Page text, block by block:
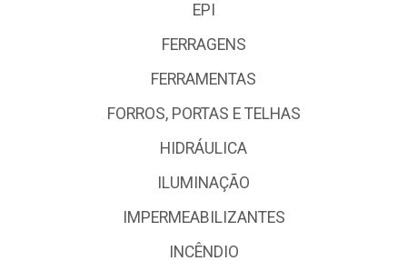
EPI
FERRAGENS
FERRAMENTAS
FORROS, PORTAS E TELHAS
HIDRÁULICA
ILUMINAÇÃO
IMPERMEABILIZANTES
INCÊNDIO